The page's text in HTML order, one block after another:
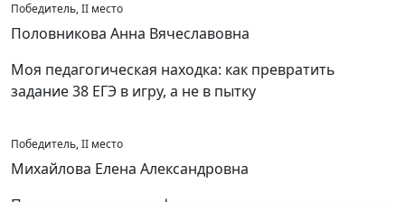
Победитель, II место
Половникова Анна Вячеславовна
Моя педагогическая находка: как превратить
задание 38 ЕГЭ в игру, а не в пытку
Победитель, II место
Михайлова Елена Александровна